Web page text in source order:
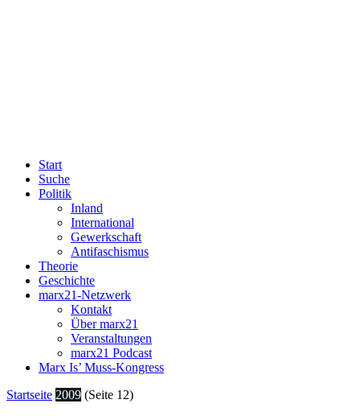
Start
Suche
Politik
Inland
International
Gewerkschaft
Antifaschismus
Theorie
Geschichte
marx21-Netzwerk
Kontakt
Über marx21
Veranstaltungen
marx21 Podcast
Marx Is’ Muss-Kongress
Startseite 2009 (Seite 12)